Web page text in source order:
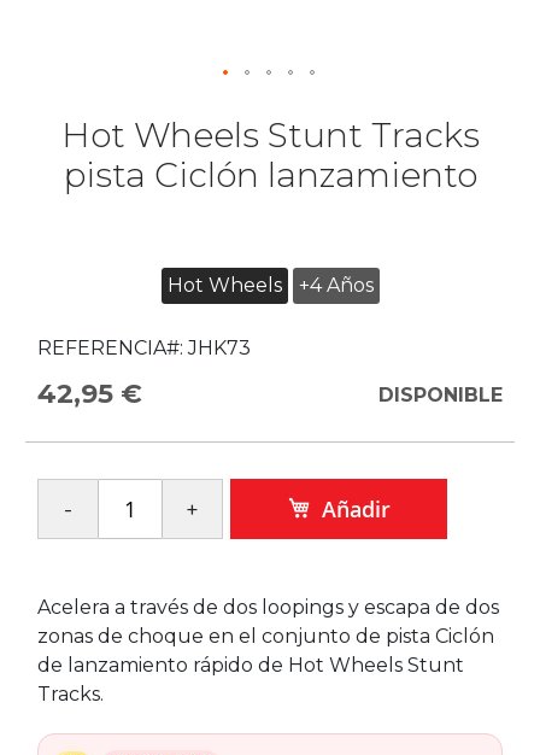
Hot Wheels Stunt Tracks
pista Ciclón lanzamiento
Hot Wheels +4 Años
REFERENCIA#: JHK73
42,95 € DISPONIBLE
Añadir
Acelera a través de dos loopings y escapa de dos
zonas de choque en el conjunto de pista Ciclón
de lanzamiento rápido de Hot Wheels Stunt
Tracks.